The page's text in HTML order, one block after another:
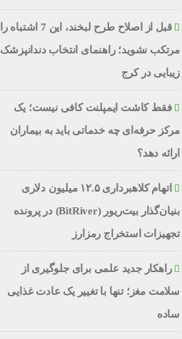
قبل از اصلاح طرح لبخند، این 7 اشتباه را
مرتکب نشوید؛ راهنمای انتخاب دندانپزشک
زیبایی در کرج
فقط کاشت ایمپلنت کافی نیست؛ یک
مرکز حرفه‌ای چه خدماتی باید به بیماران
ارائه دهد؟
اتهام کلاهبرداری ۱۲.۵ میلیون دلاری
بنیان‌گذار بیت‌ریور (BitRiver) در پرونده
تجهیزات استخراج رمزارز
راهکار جدید علمی برای جلوگیری از
سلامت مغز؛ تنها با تغییر یک عادت غذایی
ساده